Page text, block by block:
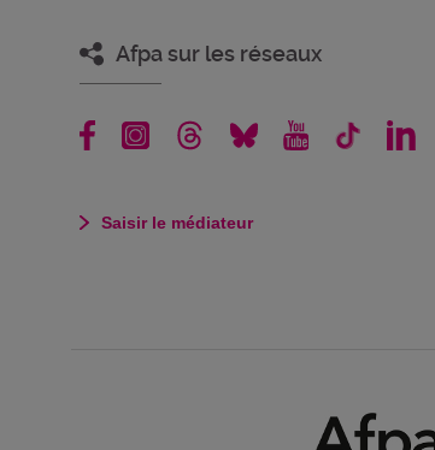
Afpa sur les réseaux
Saisir le médiateur